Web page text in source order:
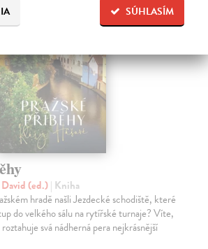
SÚHLASÍM
(ed.)| Kniha
hradě našli Jezdecké schodiště, které
do velkého sálu na rytířské turnaje? Víte,
svá nádherná pera nejkrásnější